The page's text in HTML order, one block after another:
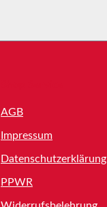
AGB
Impressum
Datenschutzerklärung
PPWR